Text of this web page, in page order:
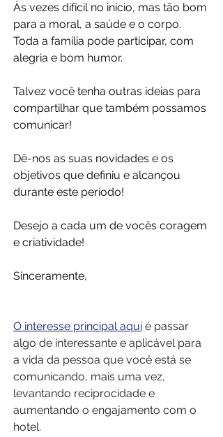
Às vezes difícil no início, mas tão bom
para a moral, a saúde e o corpo.
Toda a família pode participar, com
alegria e bom humor.
Talvez você tenha outras ideias para
compartilhar que também possamos
comunicar!
Dê-nos as suas novidades e os
objetivos que definiu e alcançou
durante este período!
Desejo a cada um de vocês coragem
e criatividade!
Sinceramente,
O interesse principal aqui é passar
algo de interessante e aplicável para
a vida da pessoa que você está se
comunicando, mais uma vez,
levantando reciprocidade e
aumentando o engajamento com o
hotel.